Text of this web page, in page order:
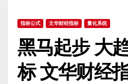
指标公式 文华财经指标 量化系统
黑马起步 大
标 文华财经